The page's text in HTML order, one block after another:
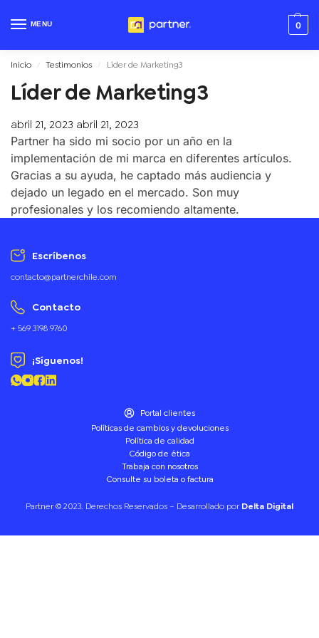
MENU 0
Inicio / Testimonios / Líder de Marketing3
Líder de Marketing3
abril 21, 2023 abril 21, 2023
Partner ha sido mi socio por un año en la
implementación de mi marca en diferentes artículos.
Gracias a su ayuda, he captado más audiencia y
dejado un legado en el mercado. Son muy
profesionales y los recomiendo altamente.
Escríbenos
contacto@partnerchile.com
Contacto
+ 569 3198 9760
¡Síguenos!
Portal clientes
Políticas de cambios y devoluciones
Política de calidad
Código de ética
Trabaja con nosotros
Consulte su boleta o factura
Partner © 2023. Derechos Reservados – Desarrollado porDelta Digital